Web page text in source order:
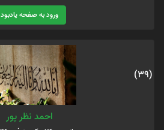
ورود به صفحه یادبود
(39)
احمد نظر پور